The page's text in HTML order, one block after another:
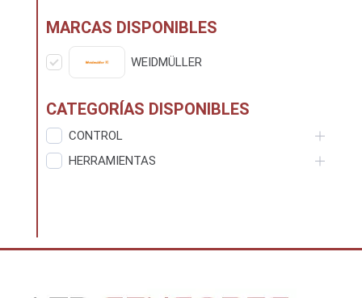
MARCAS DISPONIBLES
WEIDMÜLLER
CATEGORÍAS DISPONIBLES
CONTROL
HERRAMIENTAS